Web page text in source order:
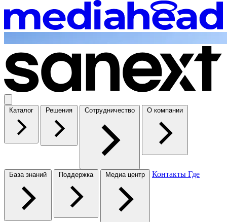
Каталог Решения Сотрудничество О компании
База знаний Поддержка Медиа центр Контакты Где